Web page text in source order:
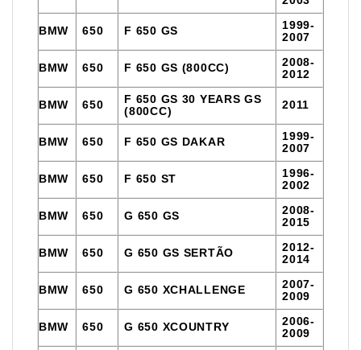
BMW 650 F 650 GS
1999-
2007
BMW 650 F 650 GS (800CC)
2008-
2012
BMW 650
F 650 GS 30 YEARS GS
(800CC)
2011
BMW 650 F 650 GS DAKAR
1999-
2007
BMW 650 F 650 ST
1996-
2002
BMW 650 G 650 GS
2008-
2015
BMW 650 G 650 GS SERTÃO
2012-
2014
BMW 650 G 650 XCHALLENGE
2007-
2009
BMW 650 G 650 XCOUNTRY
2006-
2009